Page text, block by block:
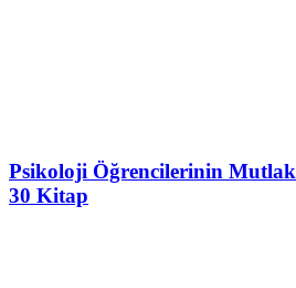
Psikoloji Öğrencilerinin
30 Kitap